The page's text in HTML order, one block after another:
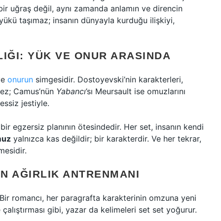
uğraş değil, aynı zamanda anlamın ve direncin
taşımaz; insanın dünyayla kurduğu ilişkiyi,
YÜK VE ONUR ARASINDA
onurun simgesidir. Dostoyevski’nin karakterleri,
Camus’nün Yabancı’sı Meursault ise omuzlarını
jestiyle.
egzersiz planının ötesindedir. Her set, insanın kendi
yalnızca kas değildir; bir karakterdir. Ve her tekrar,
AĞIRLIK ANTRENMANI
Bir romancı, her paragrafta karakterinin omzuna yeni
gibi, yazar da kelimeleri set set yoğurur.